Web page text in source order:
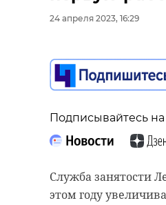
24 апреля 2023, 16:29
Подписывайтесь на
Служба занятости
этом году